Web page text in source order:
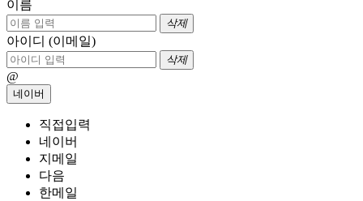
이름
삭제
아이디 (이메일)
삭제
@
네이버
직접입력
네이버
지메일
다음
한메일